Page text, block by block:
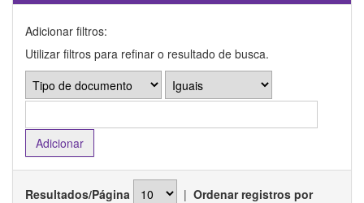
Adicionar filtros:
Utilizar filtros para refinar o resultado de busca.
Resultados/Página | Ordenar registros por